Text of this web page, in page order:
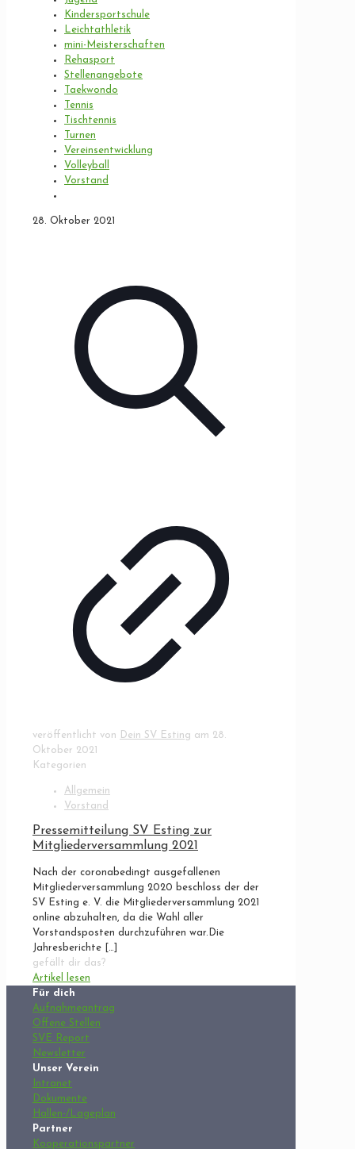
Kindersportschule
Leichtathletik
mini-Meisterschaften
Rehasport
Stellenangebote
Taekwondo
Tennis
Tischtennis
Turnen
Vereinsentwicklung
Volleyball
Vorstand
28. Oktober 2021
veröffentlicht von Dein SV Esting am 28.
Oktober 2021
Kategorien
Allgemein
Vorstand
Pressemitteilung SV Esting zur
Mitgliederversammlung 2021
Nach der coronabedingt ausgefallenen
Mitgliederversammlung 2020 beschloss der der
SV Esting e. V. die Mitgliederversammlung 2021
online abzuhalten, da die Wahl aller
Vorstandsposten durchzuführen war.Die
Jahresberichte […]
gefällt dir das?
Artikel lesen
Für dich
Aufnahmeantrag
Offene Stellen
SVE Report
Newsletter
Unser Verein
Intranet
Dokumente
Hallen-/Lageplan
Partner
Kooperationspartner